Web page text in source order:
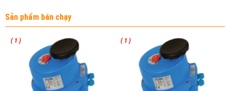
Sản phẩm bán chạy
( 1 ) ( 1 )